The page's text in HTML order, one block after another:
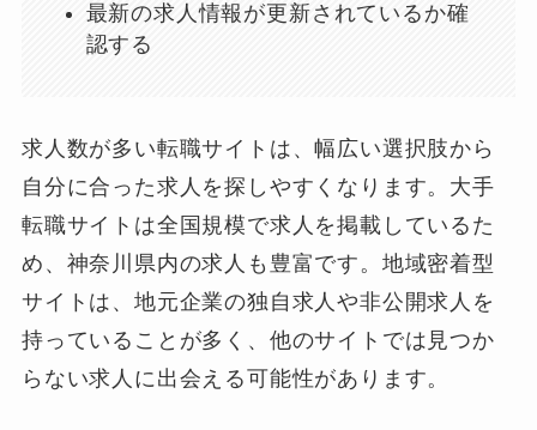
最新の求人情報が更新されているか確
認する
求人数が多い転職サイトは、幅広い選択肢から
自分に合った求人を探しやすくなります。大手
転職サイトは全国規模で求人を掲載しているた
め、神奈川県内の求人も豊富です。地域密着型
サイトは、地元企業の独自求人や非公開求人を
持っていることが多く、他のサイトでは見つか
らない求人に出会える可能性があります。